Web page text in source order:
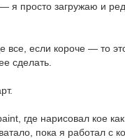
я просто загружаю и
все, если короче — то
сделать.
где нарисовал кое
пока я работал с